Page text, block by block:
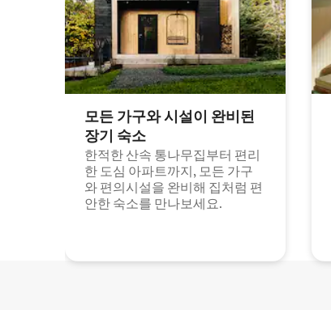
모든 가구와 시설이 완비된
장기 숙소
한적한 산속 통나무집부터 편리
한 도심 아파트까지, 모든 가구
와 편의시설을 완비해 집처럼 편
안한 숙소를 만나보세요.